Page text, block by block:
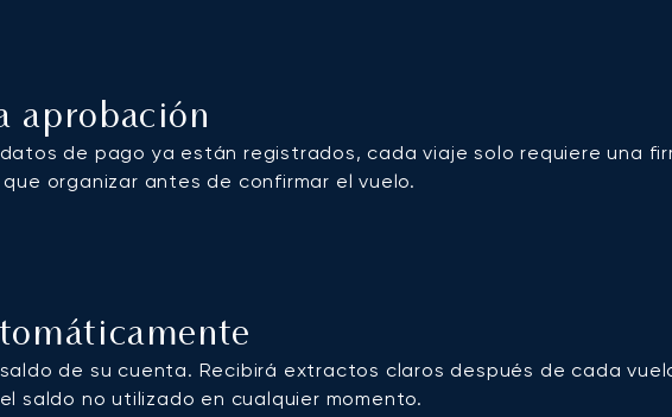
aprobación
de pago ya están registrados, cada viaje solo requiere una
organizar antes de confirmar el vuelo.
de su cuenta. Recibirá extractos claros después de cada
saldo no utilizado en cualquier momento.